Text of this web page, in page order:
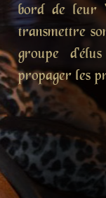
bord de leur
transmettre
groupe
propager les